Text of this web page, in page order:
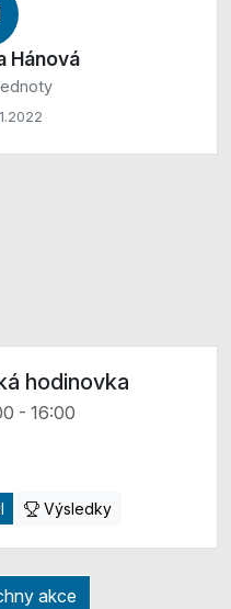
Hánová
hodinovka
- 16:00
Výsledky
akce